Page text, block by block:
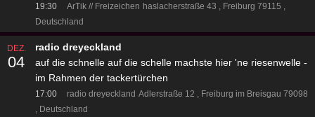
19:30 ArTik // Freizeichen haslacherstraße 43
Freiburg 79115
Deutschland
DEZ.
04
radio dreyeckland
auf die schnelle auf die schelle machste hier 'ne riesenwelle -
im Rahmen der tackertürchen
17:00 radio dreyeckland Adlerstraße 12
Freiburg im Breisgau 79098
Deutschland